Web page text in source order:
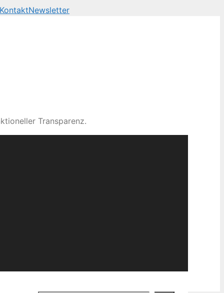
KontaktNewsletter
Transparenz.